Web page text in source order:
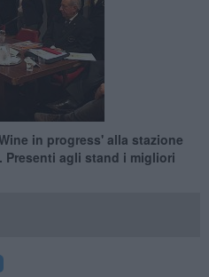
in progress' alla stazione
Presenti agli stand i migliori